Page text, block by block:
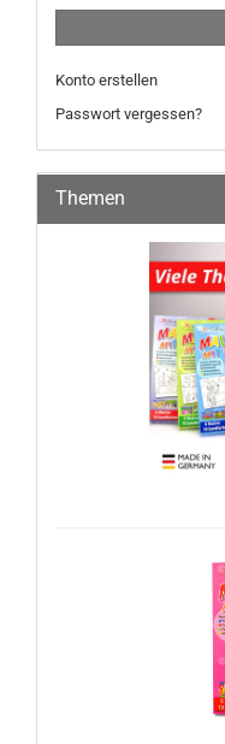
Konto erstellen
Passwort vergessen?
Themen